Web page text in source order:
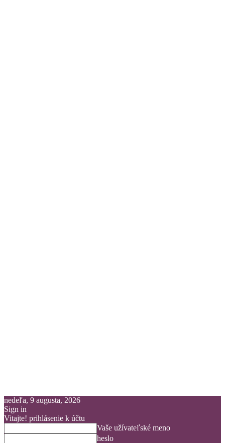
nedeľa, 9 augusta, 2026
Sign in
Vitajte! prihlásenie k účtu
Vaše užívateľské meno
heslo